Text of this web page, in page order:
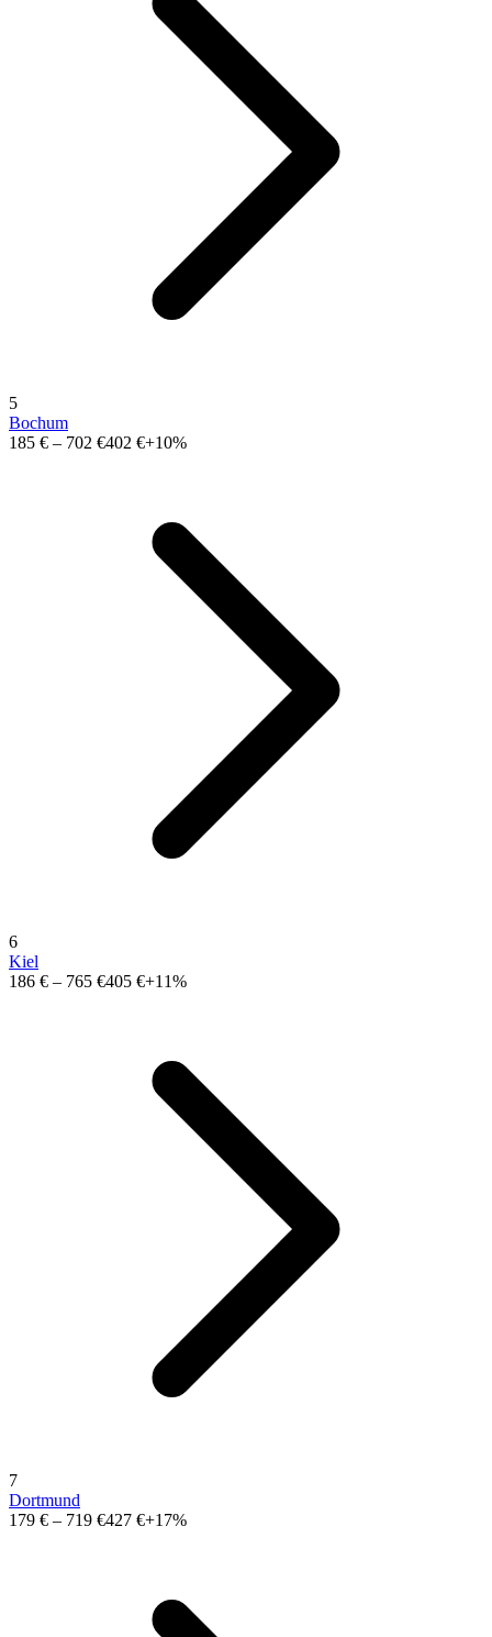
5
Bochum
185 € – 702 €402 €+10%
6
Kiel
186 € – 765 €405 €+11%
7
Dortmund
179 € – 719 €427 €+17%